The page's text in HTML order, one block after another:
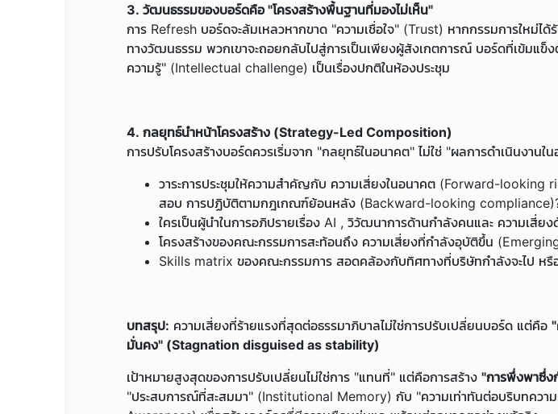
3. วัฒนธรรมของบอร์ดคือ "โครงสร้างพื้นฐานที่มองไม่เห็น"
การ Refresh บอร์ดจะล้มเหลวหากขาด "ความเชื่อใจ" (Trust) หากกรรมการใหม่ไ
ทางวัฒนธรรม พวกเขาจะถอยกลับไปสู่การเป็นเพียงผู้สังเกตการณ์ บอร์ดที่เข้มแข็
ความรู้" (Intellectual challenge) เป็นเรื่องปกติในห้องประชุม
4. กลยุทธ์นำหน้าโครงสร้าง (Strategy-Led Composition)
การปรับโครงสร้างบอร์ดควรเริ่มจาก "กลยุทธ์ในอนาคต" ไม่ใช่ "ผลการดำเนินงาน
วาระการประชุมให้ความสำคัญกับ ความเสี่ยงในอนาคต (Forward-looking
สอบ การปฏิบัติตามกฎเกณฑ์ย้อนหลัง (Backward-looking
ใครเป็นผู้นำในการอภิปรายเรื่อง AI , วิวัฒนาการด้านกำลังคนและ ความเสี่ย
โครงสร้างของคณะกรรมการสะท้อนถึง ความเสี่ยงที่กำลังอุบัติขึ้น
Skills matrix ของคณะกรรมการ สอดคล้องกับทิศทางที่บริษัทกำลังจะไป ห
บทสรุป: ความเสี่ยงที่ร้ายแรงที่สุดต่อธรรมาภิบาลไม่ใช่การปรับเปลี่ยนบอร์ด แต่คือ
มั่นคง" (Stagnation disguised as stability)
เป้าหมายสูงสุดของการปรับเปลี่ยนไม่ใช่การ "แทนที่" แต่คือการสร้าง "การพึ่งพาซึ่
"ประสบการณ์ที่สะสมมา" (Institutional Memory) กับ "ความเท่าทันต่อบริบทควา